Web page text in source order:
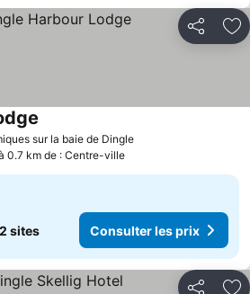
Partager
sur la baie de Dingle
0.7 km de : Centre-ville
sites Consulter les prix